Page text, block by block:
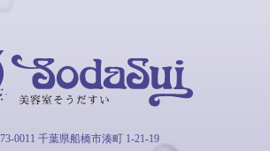
そうだすい
0011 千葉県船橋市湊町 1-21-19